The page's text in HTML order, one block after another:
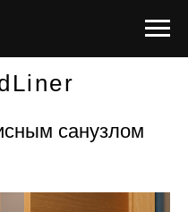
санузлом